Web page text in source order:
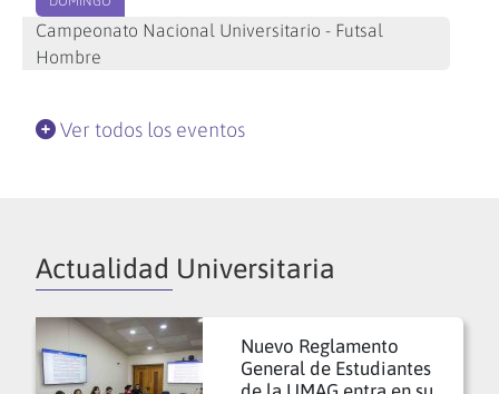
Campeonato Nacional Universitario - Futsal
Hombre
Ver todos los eventos
Actualidad Universitaria
Nuevo Reglamento
General de Estudiantes